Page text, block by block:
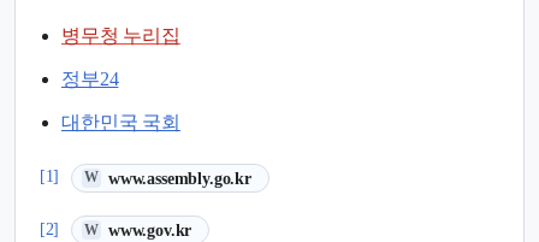
병무청 누리집
정부24
대한민국 국회
[1] W www.assembly.go.kr
(새 탭에서 열림)
[2] W www.gov.kr
(새 탭에서 열림)